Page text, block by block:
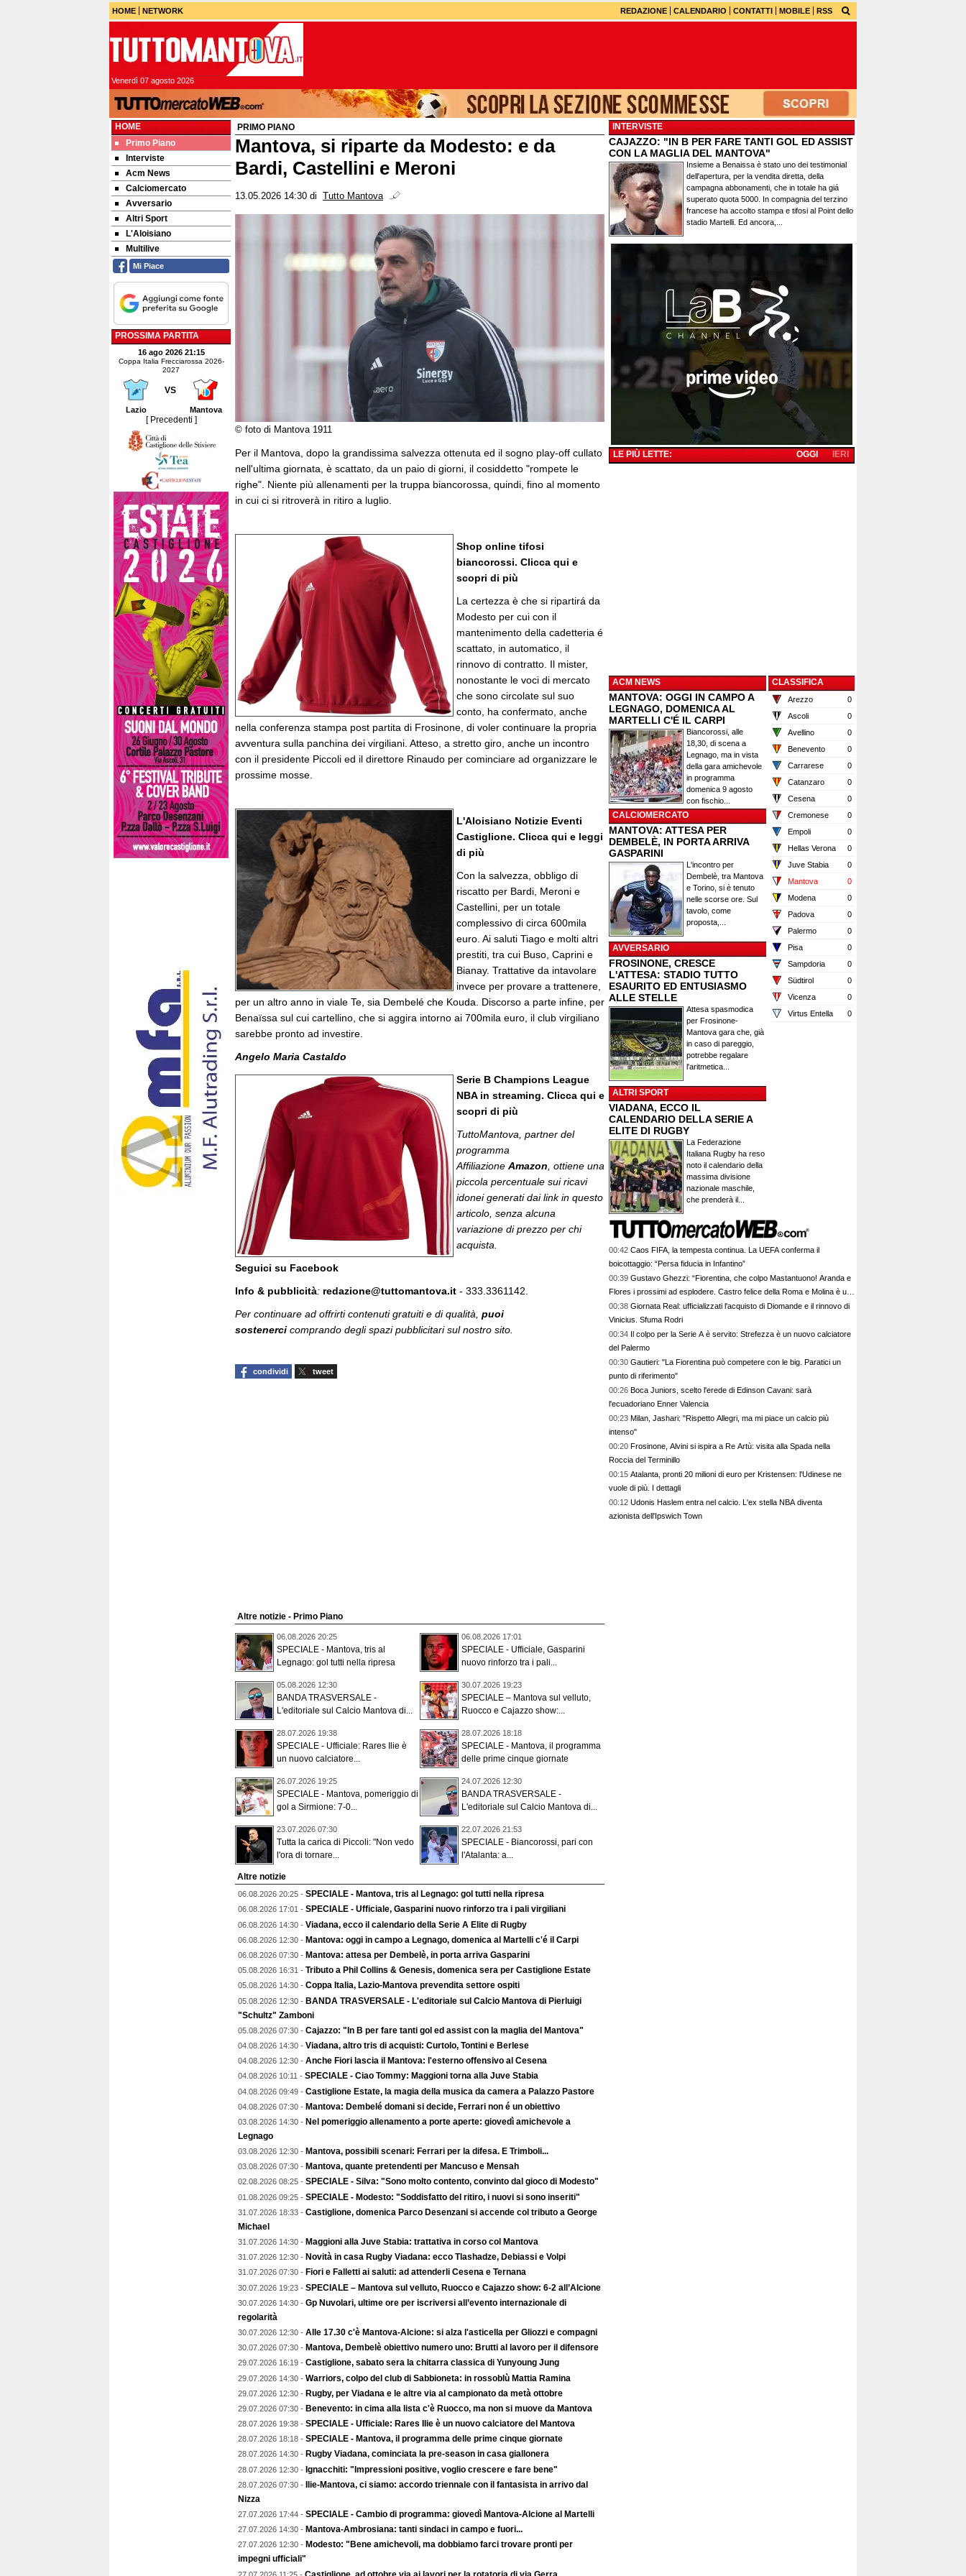
HOME NETWORK REDAZIONE CALENDARIO CONTATTI MOBILE RSS
Venerdì 07 agosto 2026
HOME
Primo Piano
Interviste
Acm News
Calciomercato
Avversario
Altri Sport
L'Aloisiano
Multilive
Mi Piace
PROSSIMA PARTITA
16 ago 2026 21:15
Coppa Italia Frecciarossa 2026-
2027
VS
Lazio Mantova
[ Precedenti ]
PRIMO PIANO
Mantova, si riparte da Modesto: e da
Bardi, Castellini e Meroni
13.05.2026 14:30 di Tutto Mantova
© foto di Mantova 1911
Per il Mantova, dopo la grandissima salvezza ottenuta ed il sogno play-off cullato
nell'ultima giornata, è scattato, da un paio di giorni, il cosiddetto "rompete le
righe". Niente più allenamenti per la truppa biancorossa, quindi, fino al momento
in cui ci si ritroverà in ritiro a luglio.
Shop online tifosi
biancorossi. Clicca qui e
scopri di più
La certezza è che si ripartirá da
Modesto per cui con il
mantenimento della cadetteria é
scattato, in automatico, il
rinnovo di contratto. Il mister,
nonostante le voci di mercato
che sono circolate sul suo
conto, ha confermato, anche
nella conferenza stampa post partita di Frosinone, di voler continuare la propria
avventura sulla panchina dei virgiliani. Atteso, a stretto giro, anche un incontro
con il presidente Piccoli ed il direttore Rinaudo per cominciare ad organizzare le
prossime mosse.
L'Aloisiano Notizie Eventi
Castiglione. Clicca qui e leggi
di più
Con la salvezza, obbligo di
riscatto per Bardi, Meroni e
Castellini, per un totale
complessivo di circa 600mila
euro. Ai saluti Tiago e molti altri
prestiti, tra cui Buso, Caprini e
Bianay. Trattative da intavolare
invece per provare a trattenere,
per un altro anno in viale Te, sia Dembelé che Kouda. Discorso a parte infine, per
Benaïssa sul cui cartellino, che si aggira intorno ai 700mila euro, il club virgiliano
sarebbe pronto ad investire.
Angelo Maria Castaldo
Serie B Champions League
NBA in streaming. Clicca qui e
scopri di più
TuttoMantova, partner del
programma
Affiliazione Amazon , ottiene una
piccola percentuale sui ricavi
idonei generati dai link in questo
articolo, senza alcuna
variazione di prezzo per chi
acquista.
Seguici su Facebook
Info & pubblicità: redazione@tuttomantova.it - 333.3361142.
Per continuare ad offrirti contenuti gratuiti e di qualità, puoi
sostenerci comprando degli spazi pubblicitari sul nostro sito.
condividi tweet
Altre notizie - Primo Piano
06.08.2026 20:25
SPECIALE - Mantova, tris al
Legnago: gol tutti nella ripresa
06.08.2026 17:01
SPECIALE - Ufficiale, Gasparini
nuovo rinforzo tra i pali...
05.08.2026 12:30
BANDA TRASVERSALE -
L'editoriale sul Calcio Mantova di...
30.07.2026 19:23
SPECIALE – Mantova sul velluto,
Ruocco e Cajazzo show:...
28.07.2026 19:38
SPECIALE - Ufficiale: Rares Ilie è
un nuovo calciatore...
28.07.2026 18:18
SPECIALE - Mantova, il programma
delle prime cinque giornate
26.07.2026 19:25
SPECIALE - Mantova, pomeriggio di
gol a Sirmione: 7-0...
24.07.2026 12:30
BANDA TRASVERSALE -
L'editoriale sul Calcio Mantova di...
23.07.2026 07:30
Tutta la carica di Piccoli: "Non vedo
l'ora di tornare...
22.07.2026 21:53
SPECIALE - Biancorossi, pari con
l'Atalanta: a...
Altre notizie
06.08.2026 20:25 - SPECIALE - Mantova, tris al Legnago: gol tutti nella ripresa
06.08.2026 17:01 - SPECIALE - Ufficiale, Gasparini nuovo rinforzo tra i pali virgiliani
06.08.2026 14:30 - Viadana, ecco il calendario della Serie A Elite di Rugby
06.08.2026 12:30 - Mantova: oggi in campo a Legnago, domenica al Martelli c'é il Carpi
06.08.2026 07:30 - Mantova: attesa per Dembelè, in porta arriva Gasparini
05.08.2026 16:31 - Tributo a Phil Collins & Genesis, domenica sera per Castiglione Estate
05.08.2026 14:30 - Coppa Italia, Lazio-Mantova prevendita settore ospiti
05.08.2026 12:30 - BANDA TRASVERSALE - L'editoriale sul Calcio Mantova di Pierluigi
"Schultz" Zamboni
05.08.2026 07:30 - Cajazzo: "In B per fare tanti gol ed assist con la maglia del Mantova"
04.08.2026 14:30 - Viadana, altro tris di acquisti: Curtolo, Tontini e Berlese
04.08.2026 12:30 - Anche Fiori lascia il Mantova: l'esterno offensivo al Cesena
04.08.2026 10:11 - SPECIALE - Ciao Tommy: Maggioni torna alla Juve Stabia
04.08.2026 09:49 - Castiglione Estate, la magia della musica da camera a Palazzo Pastore
04.08.2026 07:30 - Mantova: Dembelé domani si decide, Ferrari non é un obiettivo
03.08.2026 14:30 - Nel pomeriggio allenamento a porte aperte: giovedì amichevole a
Legnago
03.08.2026 12:30 - Mantova, possibili scenari: Ferrari per la difesa. E Trimboli...
03.08.2026 07:30 - Mantova, quante pretendenti per Mancuso e Mensah
02.08.2026 08:25 - SPECIALE - Silva: "Sono molto contento, convinto dal gioco di Modesto"
01.08.2026 09:25 - SPECIALE - Modesto: "Soddisfatto del ritiro, i nuovi si sono inseriti"
31.07.2026 18:33 - Castiglione, domenica Parco Desenzani si accende col tributo a George
Michael
31.07.2026 14:30 - Maggioni alla Juve Stabia: trattativa in corso col Mantova
31.07.2026 12:30 - Novità in casa Rugby Viadana: ecco Tlashadze, Debiassi e Volpi
31.07.2026 07:30 - Fiori e Falletti ai saluti: ad attenderli Cesena e Ternana
30.07.2026 19:23 - SPECIALE – Mantova sul velluto, Ruocco e Cajazzo show: 6-2 all’Alcione
30.07.2026 14:30 - Gp Nuvolari, ultime ore per iscriversi all’evento internazionale di
regolarità
30.07.2026 12:30 - Alle 17.30 c'è Mantova-Alcione: si alza l'asticella per Gliozzi e compagni
30.07.2026 07:30 - Mantova, Dembelè obiettivo numero uno: Brutti al lavoro per il difensore
29.07.2026 16:19 - Castiglione, sabato sera la chitarra classica di Yunyoung Jung
29.07.2026 14:30 - Warriors, colpo del club di Sabbioneta: in rossoblù Mattia Ramina
29.07.2026 12:30 - Rugby, per Viadana e le altre via al campionato da metà ottobre
29.07.2026 07:30 - Benevento: in cima alla lista c'è Ruocco, ma non si muove da Mantova
28.07.2026 19:38 - SPECIALE - Ufficiale: Rares Ilie è un nuovo calciatore del Mantova
28.07.2026 18:18 - SPECIALE - Mantova, il programma delle prime cinque giornate
28.07.2026 14:30 - Rugby Viadana, cominciata la pre-season in casa giallonera
28.07.2026 12:30 - Ignacchiti: "Impressioni positive, voglio crescere e fare bene"
28.07.2026 07:30 - Ilie-Mantova, ci siamo: accordo triennale con il fantasista in arrivo dal
Nizza
27.07.2026 17:44 - SPECIALE - Cambio di programma: giovedì Mantova-Alcione al Martelli
27.07.2026 14:30 - Mantova-Ambrosiana: tanti sindaci in campo e fuori...
27.07.2026 12:30 - Modesto: "Bene amichevoli, ma dobbiamo farci trovare pronti per
impegni ufficiali"
INTERVISTE
CAJAZZO: "IN B PER FARE TANTI GOL ED ASSIST
CON LA MAGLIA DEL MANTOVA"
Insieme a Benaissa è stato uno dei testimonial
dell'apertura, per la vendita diretta, della
campagna abbonamenti, che in totale ha giá
superato quota 5000. In compagnia del terzino
francese ha accolto stampa e tifosi al Point dello
stadio Martelli. Ed ancora,...
LE PIÙ LETTE: IERI
OGGI
ACM NEWS
MANTOVA: OGGI IN CAMPO A
LEGNAGO, DOMENICA AL
MARTELLI C'É IL CARPI
Biancorossi, alle
18,30, di scena a
Legnago, ma in vista
della gara amichevole
in programma
domenica 9 agosto
con fischio...
CALCIOMERCATO
MANTOVA: ATTESA PER
DEMBELÈ, IN PORTA ARRIVA
GASPARINI
L'incontro per
Dembelè, tra Mantova
e Torino, si è tenuto
nelle scorse ore. Sul
tavolo, come
proposta,...
AVVERSARIO
FROSINONE, CRESCE
L'ATTESA: STADIO TUTTO
ESAURITO ED ENTUSIASMO
ALLE STELLE
Attesa spasmodica
per Frosinone-
Mantova gara che, già
in caso di pareggio,
potrebbe regalare
l'aritmetica...
ALTRI SPORT
VIADANA, ECCO IL
CALENDARIO DELLA SERIE A
ELITE DI RUGBY
La Federazione
Italiana Rugby ha reso
noto il calendario della
massima divisione
nazionale maschile,
che prenderà il...
CLASSIFICA
Arezzo
0
Ascoli
0
Avellino
0
Benevento
0
Carrarese
0
Catanzaro
0
Cesena
0
Cremonese
0
Empoli
0
Hellas Verona
0
Juve Stabia
0
Mantova
0
Modena
0
Padova
0
Palermo
0
Pisa
0
Sampdoria
0
Südtirol
0
Vicenza
0
Virtus Entella
0
00:42 Caos FIFA, la tempesta continua. La UEFA conferma il
boicottaggio: “Persa fiducia in Infantino”
00:39 Gustavo Ghezzi: “Fiorentina, che colpo Mastantuono! Aranda e
Flores i prossimi ad esplodere. Castro felice della Roma e Molina è un
bel colpo”
00:38 Giornata Real: ufficializzati l'acquisto di Diomande e il rinnovo di
Vinicius. Sfuma Rodri
00:34 Il colpo per la Serie A è servito: Strefezza è un nuovo calciatore
del Palermo
00:30 Gautieri: "La Fiorentina può competere con le big. Paratici un
punto di riferimento"
00:26 Boca Juniors, scelto l'erede di Edinson Cavani: sarà
l'ecuadoriano Enner Valencia
00:23 Milan, Jashari: "Rispetto Allegri, ma mi piace un calcio più
intenso"
00:20 Frosinone, Alvini si ispira a Re Artù: visita alla Spada nella
Roccia del Terminillo
00:15 Atalanta, pronti 20 milioni di euro per Kristensen: l'Udinese ne
vuole di più. I dettagli
00:12 Udonis Haslem entra nel calcio. L'ex stella NBA diventa
azionista dell'Ipswich Town